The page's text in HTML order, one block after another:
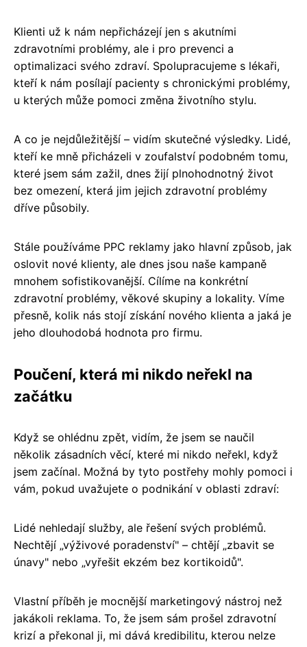
Klienti už k nám nepřicházejí jen s akutními
zdravotními problémy, ale i pro prevenci a
optimalizaci svého zdraví. Spolupracujeme s lékaři,
kteří k nám posílají pacienty s chronickými problémy,
u kterých může pomoci změna životního stylu.
A co je nejdůležitější – vidím skutečné výsledky. Lidé,
kteří ke mně přicházeli v zoufalství podobném tomu,
které jsem sám zažil, dnes žijí plnohodnotný život
bez omezení, která jim jejich zdravotní problémy
dříve působily.
Stále používáme PPC reklamy jako hlavní způsob, jak
oslovit nové klienty, ale dnes jsou naše kampaně
mnohem sofistikovanější. Cílíme na konkrétní
zdravotní problémy, věkové skupiny a lokality. Víme
přesně, kolik nás stojí získání nového klienta a jaká je
jeho dlouhodobá hodnota pro firmu.
Poučení, která mi nikdo neřekl na
začátku
Když se ohlédnu zpět, vidím, že jsem se naučil
několik zásadních věcí, které mi nikdo neřekl, když
jsem začínal. Možná by tyto postřehy mohly pomoci i
vám, pokud uvažujete o podnikání v oblasti zdraví:
Lidé nehledají služby, ale řešení svých problémů.
Nechtějí „výživové poradenství" – chtějí „zbavit se
únavy" nebo „vyřešit ekzém bez kortikoidů".
Vlastní příběh je mocnější marketingový nástroj než
jakákoli reklama. To, že jsem sám prošel zdravotní
krizí a překonal ji, mi dává kredibilitu, kterou nelze